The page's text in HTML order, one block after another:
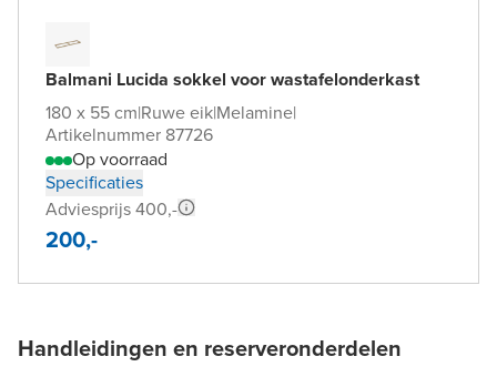
Balmani Lucida sokkel voor wastafelonderkast
180 x 55 cm|Ruwe eik|Melamine|
Artikelnummer 87726
Op voorraad
Specificaties
Adviesprijs 400,-
200,-
Handleidingen en reserveronderdelen